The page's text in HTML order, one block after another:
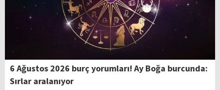
6 Ağustos 2026 burç yorumları! Ay Boğa burcunda:
Sırlar aralanıyor